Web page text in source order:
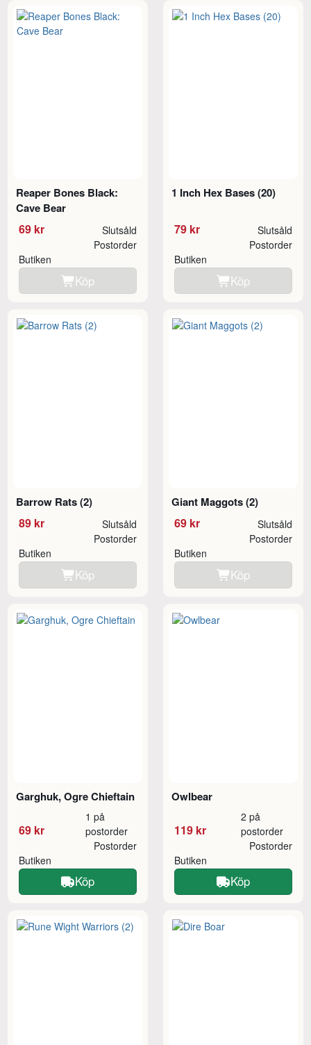
Reaper Bones Black:
Cave Bear
69 kr Slutsåld
Butiken
Postorder
Köp
1 Inch Hex Bases (20)
79 kr Slutsåld
Butiken
Postorder
Köp
Barrow Rats (2)
89 kr Slutsåld
Butiken
Postorder
Köp
Giant Maggots (2)
69 kr Slutsåld
Butiken
Postorder
Köp
Garghuk, Ogre Chieftain
69 kr
1 på
postorder
Butiken
Postorder
Köp
Owlbear
119 kr
2 på
postorder
Butiken
Postorder
Köp